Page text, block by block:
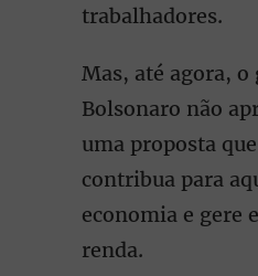
trabalhadores.
Mas, até agora, o
Bolsonaro não
uma proposta
contribua para
economia e gere
renda.